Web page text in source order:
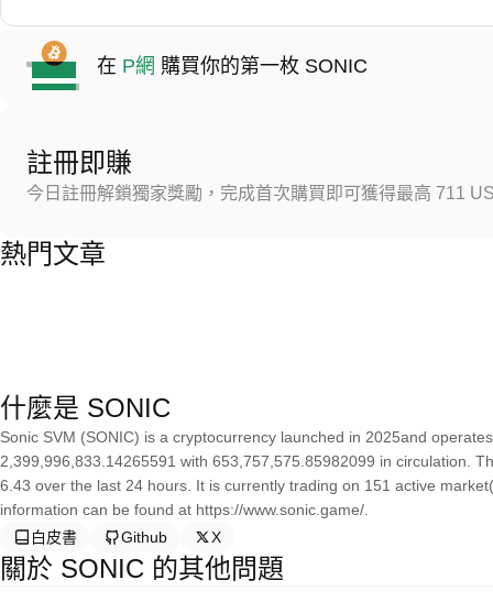
在 P網 購買你的第一枚 SONIC
註冊即賺
今日註冊解鎖獨家獎勵，完成首次購買即可獲得最高 711
熱門文章
什麼是 SONIC
Sonic SVM (SONIC) is a cryptocurrency launched in 2025and
2,399,996,833.14265591 with 653,757,575.85982099 in circulation.
6.43 over the last 24 hours. It is currently trading on 151 active
information can be found at https://www.sonic.game/.
白皮書
Github X
關於 SONIC 的其他問題